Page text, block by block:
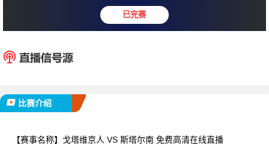
0 : 0
比赛介绍
【赛事名称】 戈塔维京人 VS 斯塔尔南 免费高清在线直播